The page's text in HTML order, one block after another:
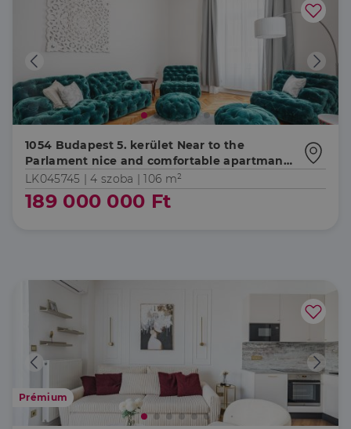
1054 Budapest 5. kerület Near to the
Parlament nice and comfortable apartman
for sale
LK045745 |4 szoba | 106 m²
189 000 000 Ft
Prémium